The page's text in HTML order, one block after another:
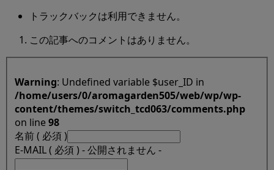
トラックバックは利用できません。
この記事へのコメントはありません。
Warning : Undefined variable $user_ID in
/home/users/0/aromagarden505/web/wp/wp-
content/themes/switch_tcd063/comments.php
on line98
名前 ( 必須 )
E-MAIL ( 必須 ) - 公開されません -